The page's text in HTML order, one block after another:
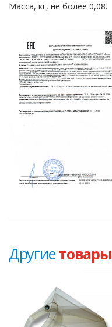
Масса, кг, не более 0,08.
Другиетовары